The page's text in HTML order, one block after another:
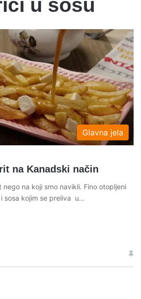
u sosu
Glavna jela
na Kanadski način
na koji smo navikli. Fino otopljeni
sosa kojim se preliva u…